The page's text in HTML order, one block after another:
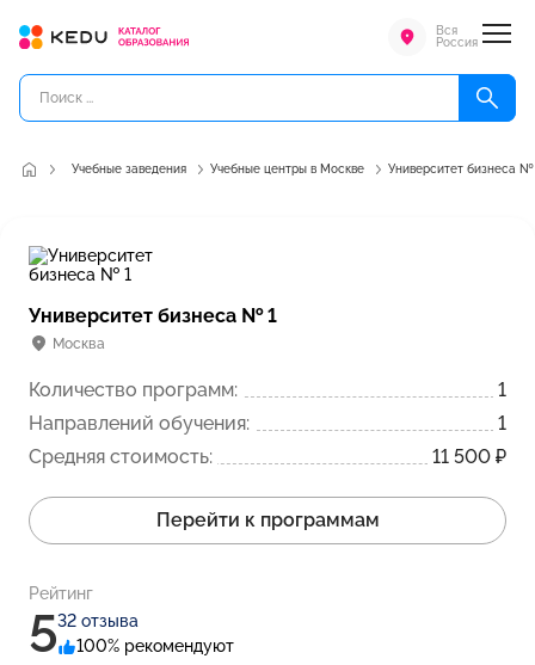
Вся
Россия
Учебные заведения Учебные центры в Москве Университет бизнеса №
Университет бизнеса № 1
Москва
Количество программ:
1
Направлений обучения:
1
Средняя стоимость:
11 500 ₽
Перейти к программам
Рейтинг
532 отзыва
100% рекомендуют